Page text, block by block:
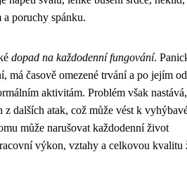
a poruchy spánku.
dopad na každodenní fungování.
má časově omezené trvání a po jejím
aktivitám. Problém však
z dalších atak, což může vést k
může narušovat každodenní život
výkon, vztahy a celkovou kvalitu